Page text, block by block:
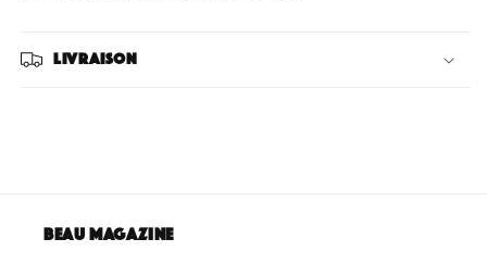
Livraison
Beau magazine